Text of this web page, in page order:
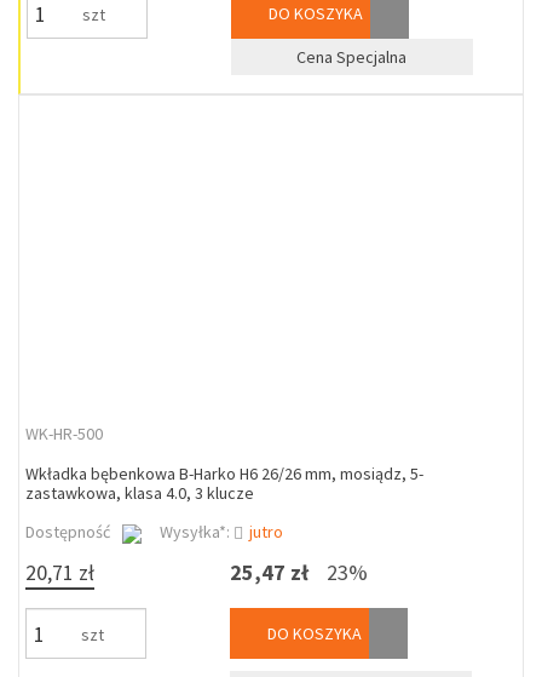
szt
DO KOSZYKA
Cena Specjalna
WK-HR-500
Wkładka bębenkowa B-Harko H6 26/26 mm, mosiądz, 5-
zastawkowa, klasa 4.0, 3 klucze
Dostępność
Wysyłka*: jutro
20,71 zł
szt
25,47 zł 23%
DO KOSZYKA